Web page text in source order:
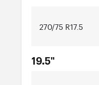
270/75 R17.5
19.5"